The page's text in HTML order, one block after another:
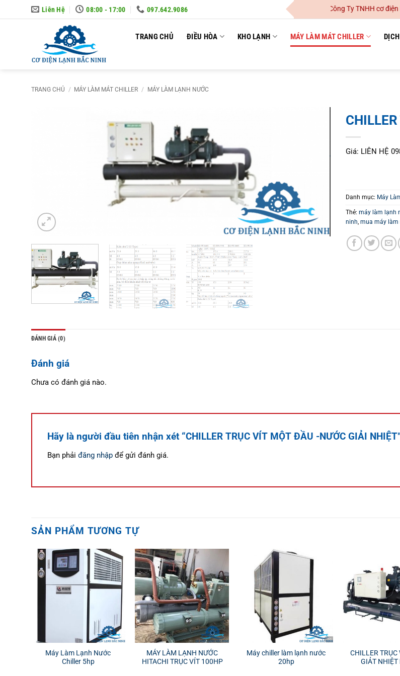
to
Liên Hệ 08:00 - 17:00 097.642.9086 Công Ty TNHH cơ điện
TRANG CHỦ ĐIỀU HÒA KHO LẠNH MÁY LÀM MÁT CHILLER
TRANG CHỦ / MÁY LÀM MÁT CHILLER / MÁY LÀM LẠNH NƯỚC
Giá: LIÊN HỆ
Danh mục: Máy
Thẻ: máy làm lạnh
ninh, mua máy làm
ĐÁNH GIÁ (0)
Đánh giá
Chưa có đánh giá nào.
Hãy là người đầu tiên nhận xét “CHILLER TRỤC VÍT MỘT ĐẦU -NƯỚC GIẢI
Bạn phải đăng nhập để gửi đánh giá.
SẢN PHẨM TƯƠNG TỰ
Máy Làm Lạnh Nước
Chiller 5hp
MÁY LÀM LẠNH NƯỚC
HITACHI TRỤC VÍT 100HP
Máy chiller làm lạnh nước
20hp
CHILLER TRỤC
GIẢT NHIỆT